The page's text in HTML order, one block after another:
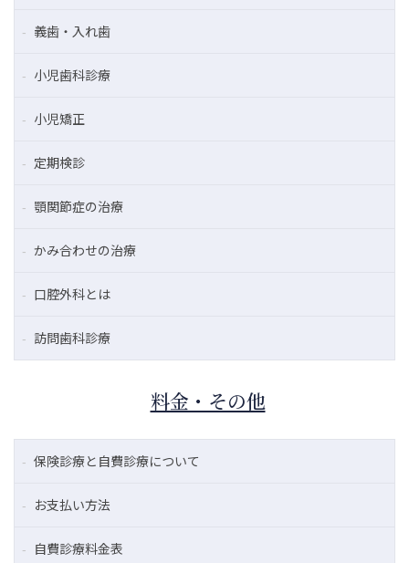
義歯・入れ歯
小児歯科診療
小児矯正
定期検診
顎関節症の治療
かみ合わせの治療
口腔外科とは
訪問歯科診療
料金・その他
保険診療と自費診療について
お支払い方法
自費診療料金表